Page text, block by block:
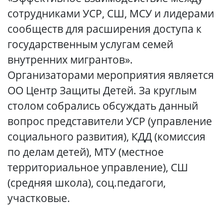
сотрудниками УСР, СШ, МСУ и лидерами
сообществ для расширения доступа к
государственным услугам семей
внутренних мигрантов».
Организаторами мероприятия является
ОО Центр Защиты Детей. За круглым
столом собрались обсуждать данный
вопрос представители УСР (управление
социального развития), КДД (комиссия
по делам детей), МТУ (местное
территориальное управление), СШ
(средняя школа), соц.педагоги,
участковые.